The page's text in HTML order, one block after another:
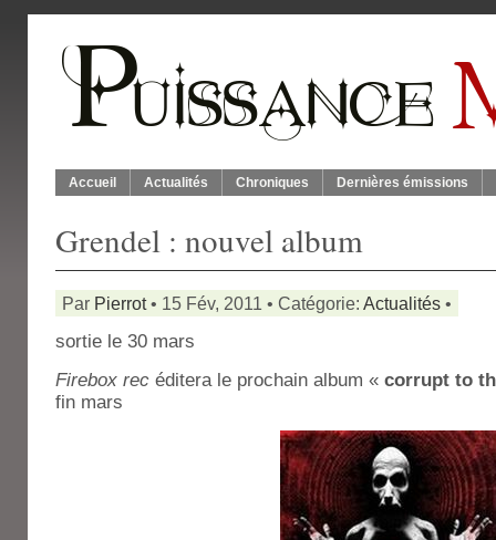
Accueil Actualités Chroniques Dernières émissions
Grendel : nouvel album
Par Pierrot• 15 Fév, 2011 • Catégorie: Actualités •
sortie le 30 mars
Firebox rec éditera le prochain album « corrupt to
fin mars